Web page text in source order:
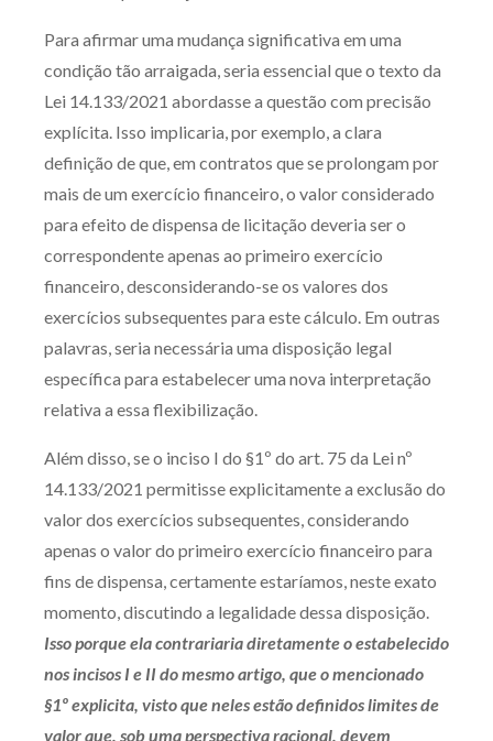
Para afirmar uma mudança significativa em uma
condição tão arraigada, seria essencial que o texto da
Lei 14.133/2021 abordasse a questão com precisão
explícita. Isso implicaria, por exemplo, a clara
definição de que, em contratos que se prolongam por
mais de um exercício financeiro, o valor considerado
para efeito de dispensa de licitação deveria ser o
correspondente apenas ao primeiro exercício
financeiro, desconsiderando-se os valores dos
exercícios subsequentes para este cálculo. Em outras
palavras, seria necessária uma disposição legal
específica para estabelecer uma nova interpretação
relativa a essa flexibilização.
Além disso, se o inciso I do §1º do art. 75 da Lei nº
14.133/2021 permitisse explicitamente a exclusão do
valor dos exercícios subsequentes, considerando
apenas o valor do primeiro exercício financeiro para
fins de dispensa, certamente estaríamos, neste exato
momento, discutindo a legalidade dessa disposição.
Isso porque ela contrariaria diretamente o estabelecido
nos incisos I e II do mesmo artigo, que o mencionado
§1º explicita, visto que neles estão definidos limites de
valor que, sob uma perspectiva racional, devem